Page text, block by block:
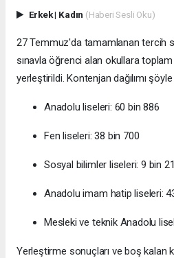
Erkek| Kadın (Haberi Sesli Oku)
27 Temmuz'da tamamlanan tercih
sınavla öğrenci alan okullara
yerleştirildi. Kontenjan dağılımı
Anadolu liseleri: 60 bin 886
Fen liseleri: 38 bin 700
Sosyal bilimler liseleri: 9 bin
Anadolu imam hatip liseleri:
Mesleki ve teknik Anadolu
Yerleştirme sonuçları ve boş kalan